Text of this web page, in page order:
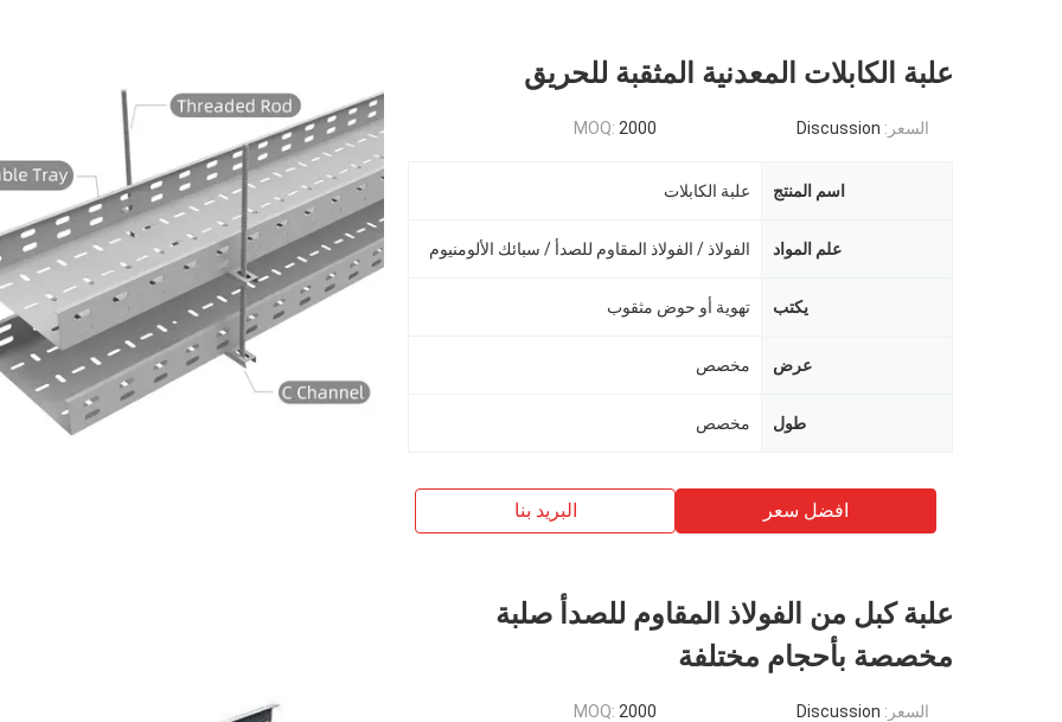
علبة الكابلات المعدنية المثقبة للحريق
السعر: Discussion
MOQ: 2000
اسم المنتج علبة الكابلات
علم المواد الفولاذ / الفولاذ المقاوم للصدأ / سبائك الألومنيوم
يكتب تهوية أو حوض مثقوب
عرض مخصص
طول مخصص
افضل سعر البريد بنا
علبة كبل من الفولاذ المقاوم للصدأ صلبة
مخصصة بأحجام مختلفة
السعر: Discussion
MOQ: 2000